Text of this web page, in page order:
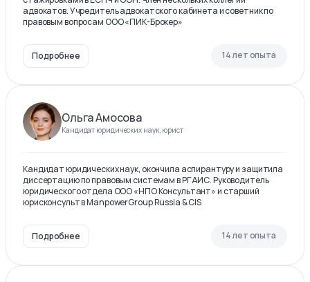
адвокатов. Учредитель адвокатского кабинета и советник по
правовым вопросам ООО «ПИК-Брокер»
Подробнее 14 лет опыта
Ольга Амосова
Кандидат юридических наук, юрист
Кандидат юридических наук, окончила аспирантуру и защитила
диссертацию по правовым системам в РГАИС. Руководитель
юридического отдела ООО «НПО Консультант» и старший
юрисконсульт в ManpowerGroup Russia & CIS
Подробнее 14 лет опыта